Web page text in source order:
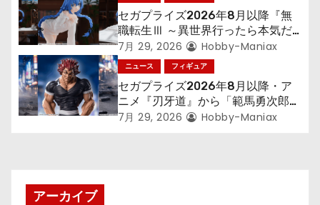
セガプライズ2026年8月以降『無
職転生Ⅲ ～異世界行ったら本気だ
す～』から「ロキシー」のフィギュ
アが登場！
7月 29, 2026 Hobby-Maniax
ニュース フィギュア
セガプライズ2026年8月以降・ア
ニメ『刃牙道』から「範馬勇次郎」
が登場ッッ!!
7月 29, 2026 Hobby-Maniax
アーカイブ